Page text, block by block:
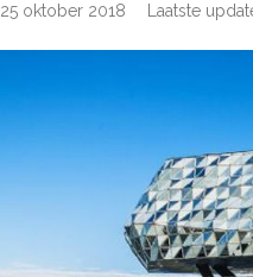
25 oktober 2018 Laatste